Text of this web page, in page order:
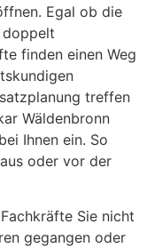
Egal ob die
doppelt
finden einen Weg
treffen
Wäldenbronn
Ihnen ein. So
oder vor der
Sie nicht
gegangen oder